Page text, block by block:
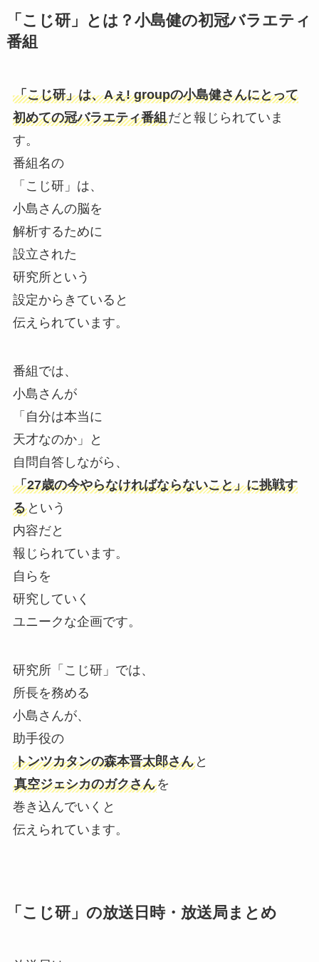
「こじ研」とは？小島健の初冠バラエティ
番組
「こじ研」は、Aぇ! groupの小島健さんにとって
初めての冠バラエティ番組だと報じられていま
す。
番組名の
「こじ研」は、
小島さんの脳を
解析するために
設立された
研究所という
設定からきていると
伝えられています。
番組では、
小島さんが
「自分は本当に
天才なのか」と
自問自答しながら、
「27歳の今やらなければならないこと」に挑戦す
るという
内容だと
報じられています。
自らを
研究していく
ユニークな企画です。
研究所「こじ研」では、
所長を務める
小島さんが、
助手役の
トンツカタンの森本晋太郎さんと
真空ジェシカのガクさんを
巻き込んでいくと
伝えられています。
「こじ研」の放送日時・放送局まとめ